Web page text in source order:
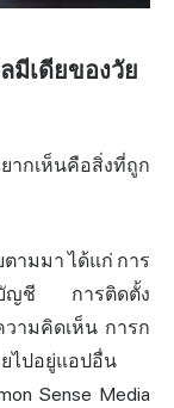
เดียของวัย
กเห็นคือสิ่งที่ถูก
ามมา ได้แก่ การ
บัญชี การติดตั้ง
ามคิดเห็น การก
ไปอยู่แอปอื่น
Sense Media